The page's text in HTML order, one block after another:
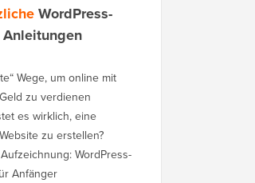
WordPress-
Anleitungen
Wege, um online mit
zu verdienen
es wirklich, eine
zu erstellen?
WordPress-
Anfänger